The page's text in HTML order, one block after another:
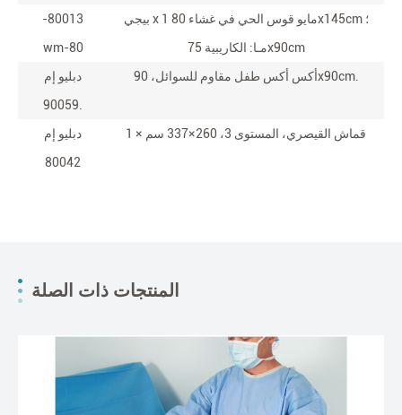
-80013
wm-80
بيجي x 1 مايو قوس الحي في غشاء 80x145cm ؛
مـا: الكاريبية 75x90cm
دبليو إم
90059.
أكس أكس طفل مقاوم للسوائل، 90x90cm.
دبليو إم
80042
1 × قماش القيصري، المستوى 3، 260×337 سم
المنتجات ذات الصلة